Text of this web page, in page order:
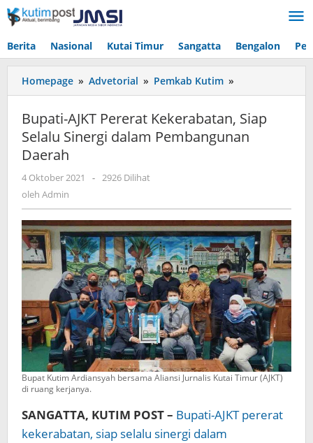
Lewati
ke
Berita Nasional Kutai Timur Sangatta Bengalon
Homepage » Advetorial » Pemkab Kutim »
AJKT
Kekerabatan,
Siap
Daerah
Bupati-AJKT Pererat Kekerabatan, Siap
Selalu Sinergi dalam Pembangunan
Daerah
4 Oktober 2021
oleh
- 2926 Dilihat
oleh Admin
Bupat Kutim Ardiansyah bersama Aliansi Jurnalis Kutai Timur (AJKT)
di ruang kerjanya.
SANGATTA, KUTIM POST – Bupati-AJKT pererat
kekerabatan, siap selalu sinergi dalam